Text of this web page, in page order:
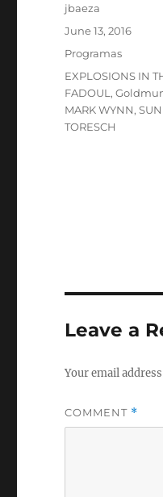
Author
jbaeza
Posted
June 13, 2016
Categories
Programas
Tags
EXPLOSIONS IN
FADOUL ,
MARK WYNN,
TORESCH
Leave a
Your email
COMMENT *